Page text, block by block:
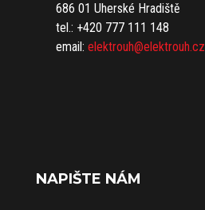
686 01 Uherské Hradiště
tel.: +420 777 111 148
email: elektrouh@elektrouh.cz
NAPIŠTE NÁM